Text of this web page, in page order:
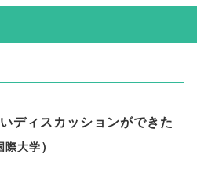
ディスカッションができた
際大学)